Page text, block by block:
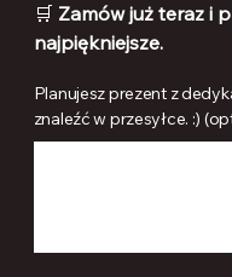
🛒 Zamów już teraz i
najpiękniejsze.
Planujesz prezent z
znaleźć w przesyłce. :)